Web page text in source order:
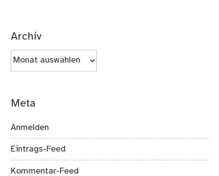
Archiv
Archiv
Meta
Anmelden
Eintrags-Feed
Kommentar-Feed